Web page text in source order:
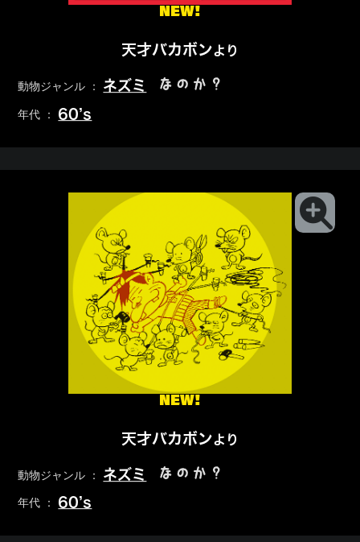
NEW!
天才バカボンより
動物ジャンル ： ネズミ なのか？
年代 ： 60’s
NEW!
天才バカボンより
動物ジャンル ： ネズミ なのか？
年代 ： 60’s